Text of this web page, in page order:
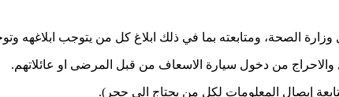
الصحة، ومتابعته بما في ذلك ابلاغ كل من يتوجب ابلاغهه
من دخول سيارة الاسعاف من قبل المرضى او عائلاتهم.
إيصال المعلومات لكل من يحتاج الى حجر).